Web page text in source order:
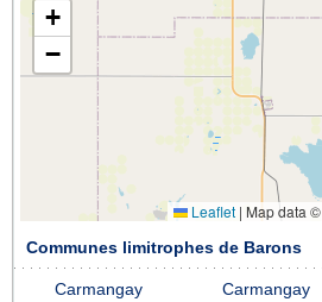
+
−
Leaflet | Map data ©
Communes limitrophes de Barons
Carmangay Carmangay